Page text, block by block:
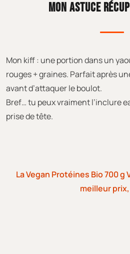
MON ASTUCE
Mon kiff : une portion dans un
rouges + graines. Parfait après
avant d’attaquer le boulot.
Bref… tu peux vraiment l’inclure
prise de tête.
La Vegan Protéines Bio 700 g
meilleur